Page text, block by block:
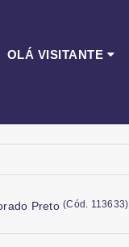
OLÁ VISITANTE
Preto (Cód. 113633)